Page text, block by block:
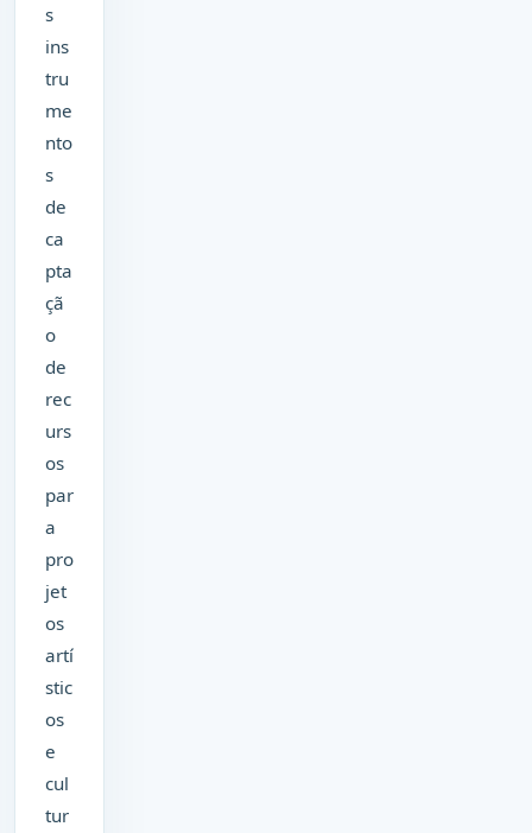
s
ins
tru
me
nto
s
de
ca
pta
çã
o
de
rec
urs
os
par
a
pro
jet
os
artí
stic
os
e
cul
tur